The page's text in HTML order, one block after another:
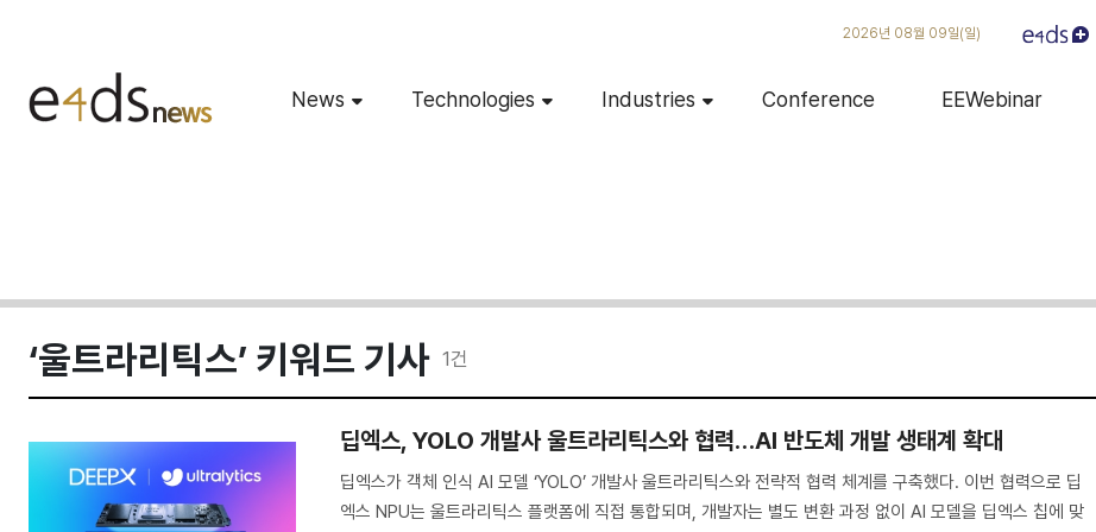
2026년 08월 09일(일)
News Technologies Industries Conference EEWebinar
‘울트라리틱스’ 키워드 기사 1건
딥엑스, YOLO 개발사 울트라리틱스와 협력…AI 반도체 개발 생태계 확대
딥엑스가 객체 인식 AI 모델 ‘YOLO’ 개발사 울트라리틱스와 전략적 협력 체계를 구축했다. 이번 협력으로 딥
엑스 NPU는 울트라리틱스 플랫폼에 직접 통합되며, 개발자는 별도 변환 과정 없이 AI 모델을 딥엑스 칩에 맞